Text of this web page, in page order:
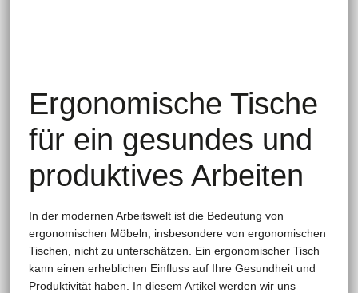
Ergonomische Tische
für ein gesundes und
produktives Arbeiten
In der modernen Arbeitswelt ist die Bedeutung von
ergonomischen Möbeln, insbesondere von ergonomischen
Tischen, nicht zu unterschätzen. Ein ergonomischer Tisch
kann einen erheblichen Einfluss auf Ihre Gesundheit und
Produktivität haben. In diesem Artikel werden wir uns